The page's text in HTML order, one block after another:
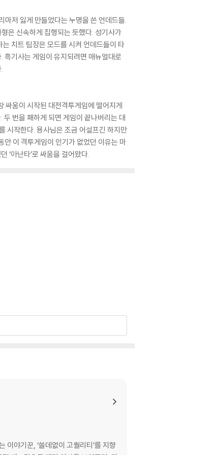
저 잃게 만들었다는 누명을 쓴 언데드들.
은 신속하게 집행되는 듯했다. 성기사가
치트 팀장은 모드를 시켜 언데드들이 타
흑기사는 게임이 유지되려면 매뉴얼대로
싸움이 시작된 대전격투게임에 떨어지게
번을 패하게 되면 게임이 끝나버리는 대
시작한다. 용사님은 조금 어설프긴 하지만
안 이 격투게임이 인기가 없었던 이유는 마
‘아난타’로 싸움을 걸어왔다.
이야기꾼, ‘쓸데없이 고퀄리티’를 지향